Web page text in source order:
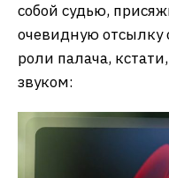
собой судью,
очевидную отсылку
роли палача,
звуком: